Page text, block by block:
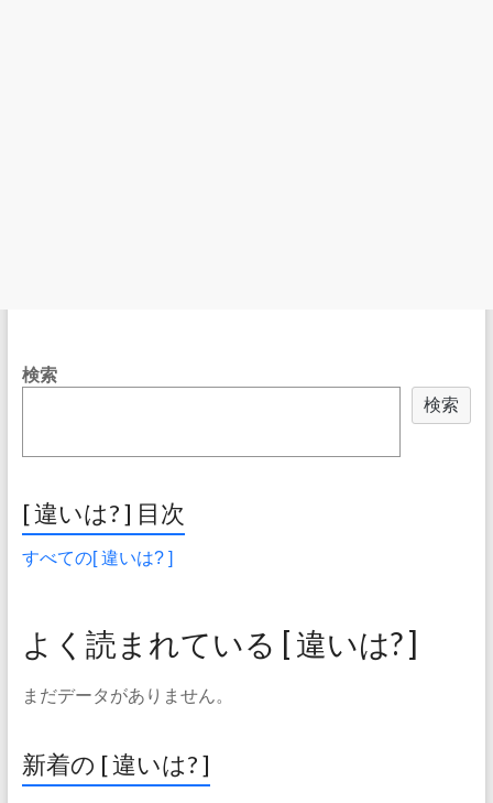
検索
検索
[ 違いは? ] 目次
すべての[ 違いは? ]
よく読まれている [ 違いは? ]
まだデータがありません。
新着の [ 違いは? ]